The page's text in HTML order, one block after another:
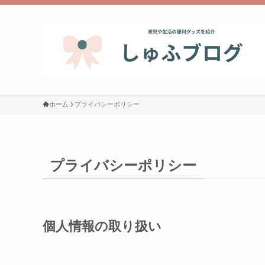
ホーム プライバシーポリシー
プライバシーポリシー
個人情報の取り扱い